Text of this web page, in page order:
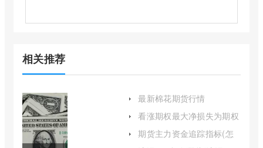
相关推荐
最新棉花期货行情
24050(最新棉花期货行情
240508)
看涨期权最大净损失为期权
费用(看涨期权的价格与执
行价格的关系)
期货主力资金追踪指标(怎
么看期货品种实时主力资